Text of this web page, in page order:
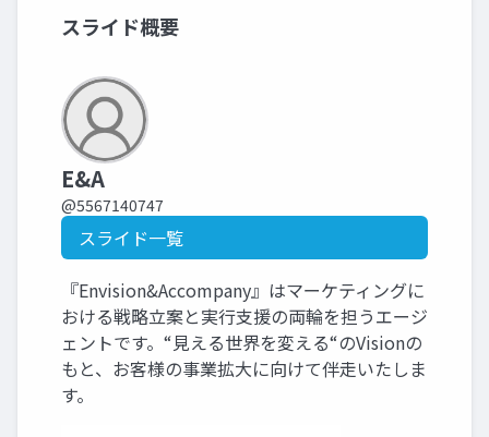
スライド概要
E&A
@5567140747
スライド一覧
『Envision&Accompany』はマーケティングに
おける戦略立案と実行支援の両輪を担うエージ
ェントです。“見える世界を変える“のVisionの
もと、お客様の事業拡大に向けて伴走いたしま
す。